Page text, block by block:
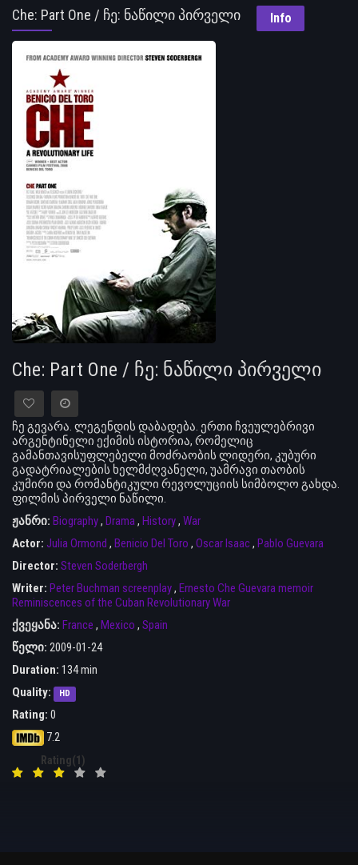
Che: Part One / ჩე: ნაწილი პირველი Info
Che: Part One / ჩე: ნაწილი პირველი
ჩე გევარა. ლეგენდის დაბადება. ერთი ჩვეულებრივი
არგენტინელი ექიმის ისტორია, რომელიც
გამანთავისუფლებელი მოძრაობის ლიდერი, კუბური
გადატრიალების ხელმძღვანელი, უამრავი თაობის
კუმირი და რომანტიკული რევოლუციის სიმბოლო გახდა.
ფილმის პირველი ნაწილი.
ჟანრი: Biography, Drama, History, War
Actor: Julia Ormond , Benicio Del Toro , Oscar Isaac, Pablo Guevara
Director: Steven Soderbergh
Writer: Peter Buchman screenplay, Ernesto Che Guevara memoir
Reminiscences of the Cuban Revolutionary War
ქვეყანა: France , Mexico , Spain
წელი: 2009-01-24
Duration: 134 min
Quality:
HD
Rating: 0
7.2
Rating(1)